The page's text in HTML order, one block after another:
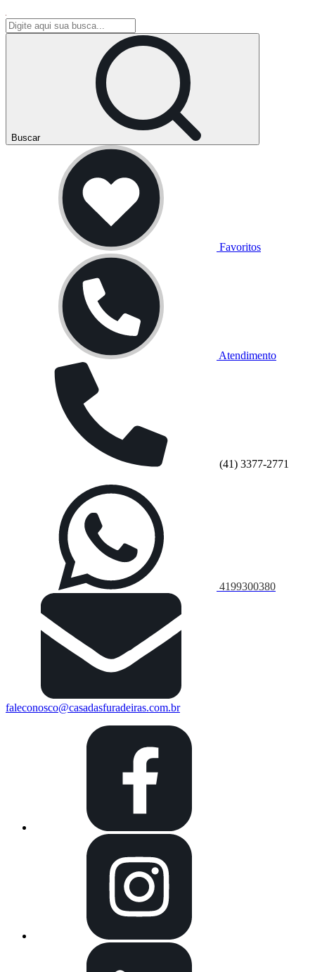
Buscar
Favoritos
Atendimento
(41) 3377-2771
4199300380
faleconosco@casadasfuradeiras.com.br